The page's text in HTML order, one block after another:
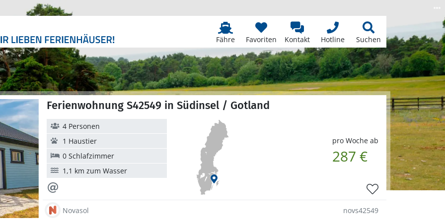
Fähre Favoriten Kontakt Hotline Suchen
Ferienwohnung S42549 in Südinsel / Gotland
pro Woche ab
287 €
4 Personen
1 Haustier
0 Schlafzimmer
1,1 km zum Wasser
Novasol novs42549